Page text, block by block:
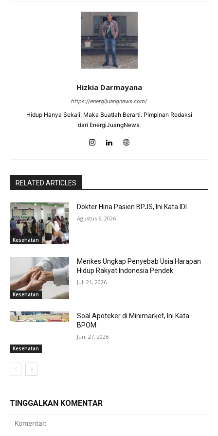
Hizkia Darmayana
https://energijuangnews.com/
Hidup Hanya Sekali, Maka Buatlah Berarti. Pimpinan Redaksi
dari EnergiJuangNews.
RELATED ARTICLES
Kesehatan
Dokter Hina Pasien BPJS, Ini Kata IDI
Agustus 6, 2026
Kesehatan
Menkes Ungkap Penyebab Usia Harapan
Hidup Rakyat Indonesia Pendek
Juli 21, 2026
Kesehatan
Soal Apoteker di Minimarket, Ini Kata
BPOM
Juni 27, 2026
TINGGALKAN KOMENTAR